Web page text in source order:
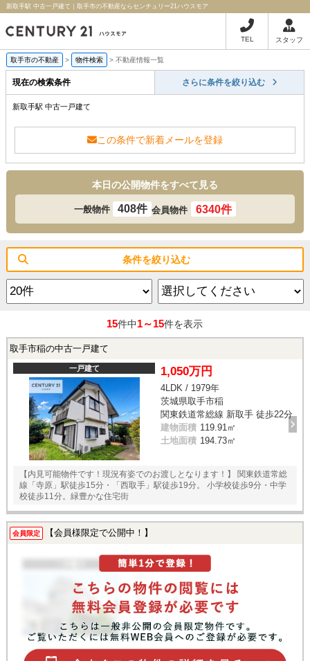
新取手駅 中古一戸建て｜取手市の不動産ならセンチュリー21ハウスモア
TEL スタッフ
取手市の不動産 > 物件検索 > 不動産情報一覧
現在の検索条件 さらに条件を絞り込む
新取手駅 中古一戸建て
この条件で新着メールを登録
本日の公開物件をすべて見る
一般物件 408件 会員物件 6340件
条件を絞り込む
15件中1～15件を表示
取手市稲の中古一戸建て
一戸建て 1,050万円
4LDK / 1979年
茨城県取手市稲
関東鉄道常総線 新取手 徒歩22分
建物面積 119.91㎡
土地面積 194.73㎡
【内見可能物件です！現況有姿でのお渡しとなります！】 関東鉄道常総
線「寺原」駅徒歩15分・「西取手」駅徒歩19分。 小学校徒歩9分・中学
校徒歩11分。緑豊かな住宅街
会員限定 【会員様限定で公開中！】